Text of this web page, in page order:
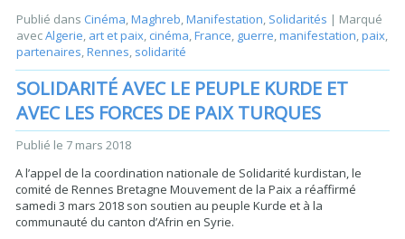
Publié dans Cinéma,Maghreb,Manifestation, Solidarités | Marqué
avecAlgerie, art et paix, cinéma,France, guerre,manifestation,paix,
partenaires,Rennes, solidarité
SOLIDARITÉ AVEC LE PEUPLE KURDE ET
AVEC LES FORCES DE PAIX TURQUES
Publié le 7 mars 2018
A l’appel de la coordination nationale de Solidarité kurdistan, le
comité de Rennes Bretagne Mouvement de la Paix a réaffirmé
samedi 3 mars 2018 son soutien au peuple Kurde et à la
communauté du canton d’Afrin en Syrie.